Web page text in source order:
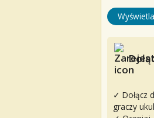
✓ Dołącz
graczy